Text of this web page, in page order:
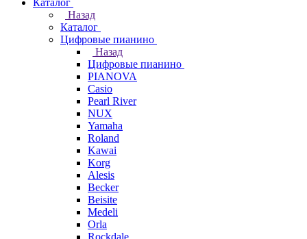
Каталог
Назад
Каталог
Цифровые пианино
Назад
Цифровые пианино
PIANOVA
Casio
Pearl River
NUX
Yamaha
Roland
Kawai
Korg
Alesis
Becker
Beisite
Medeli
Orla
Rockdale